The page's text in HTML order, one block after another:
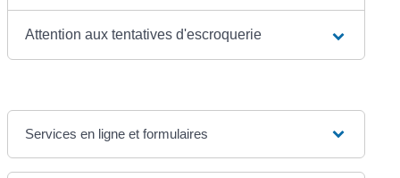
Attention aux tentatives d'escroquerie
Services en ligne et formulaires